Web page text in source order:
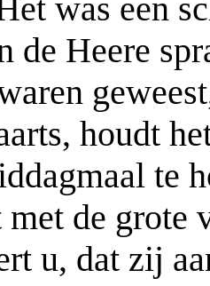
was een
de Heere
houdt
te
de grote
u, dat zij